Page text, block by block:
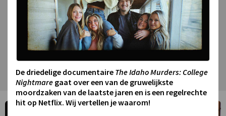
De driedelige documentaire The Idaho Murders: College
Nightmare gaat over een van de gruwelijkste
moordzaken van de laatste jaren en is een regelrechte
hit op Netflix. Wij vertellen je waarom!